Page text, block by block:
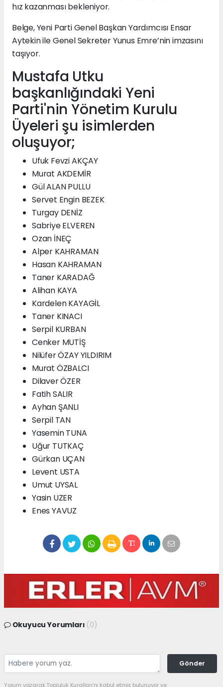
hız kazanması bekleniyor.
Belge, Yeni Parti Genel Başkan Yardımcısı Ensar
Aytekin ile Genel Sekreter Yunus Emre’nin imzasını
taşıyor.
Mustafa Utku
başkanlığındaki Yeni
Parti'nin Yönetim Kurulu
Üyeleri şu isimlerden
oluşuyor;
Ufuk Fevzi AKÇAY
Murat AKDEMİR
Gül ALAN PULLU
Servet Engin BEZEK
Turgay DENİZ
Sabriye ELVEREN
Ozan İNEÇ
Alper KAHRAMAN
Hasan KAHRAMAN
Taner KARADAĞ
Alihan KAYA
Kardelen KAYAGİL
Taner KINACI
Serpil KURBAN
Cenker MUTİŞ
Nilüfer ÖZAY YILDIRIM
Murat ÖZBALCI
Dilaver ÖZER
Fatih SALIR
Ayhan ŞANLI
Serpil TAN
Yasemin TUNA
Uğur TUTKAÇ
Gürkan UÇAN
Levent USTA
Umut UYSAL
Yasin UZER
Enes YAVUZ
Okuyucu Yorumları (0)
Gönder
Yorum yazarak Topluluk Kuralları’nı kabul etmiş bulunuyor ve